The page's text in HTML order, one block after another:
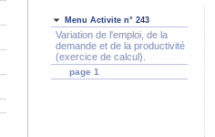
Menu Activite n° 243
Variation de l'emploi, de la
demande et de la productivité
(exercice de calcul).
page 1